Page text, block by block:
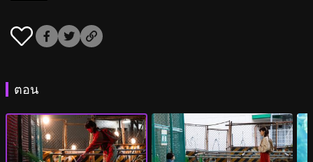
ตอน